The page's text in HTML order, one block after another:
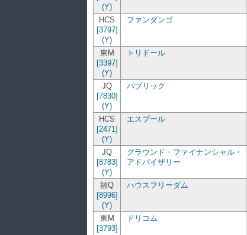
(Y)
HCS
[3797]
(Y)
ファンダンゴ
東M
[3397]
(Y)
トリドール
JQ
[7830]
(Y)
パブリック
HCS
[2471]
(Y)
エスプール
JQ
[8783]
(Y)
グラウンド・ファイナンシャル・
アドバイザリー
福Q
[8996]
(Y)
ハウスフリーダム
東M
[3793]
ドリコム